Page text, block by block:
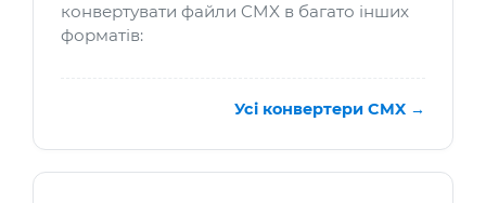
конвертувати файли CMX в багато інших
форматів:
Усі конвертери CMX →